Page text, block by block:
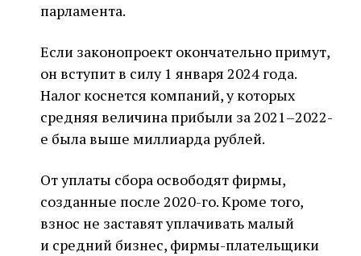
парламента.
Если законопроект окончательно примут,
он вступит в силу 1 января 2024 года.
Налог коснется компаний, у которых
средняя величина прибыли за 2021–2022-
е была выше миллиарда рублей.
От уплаты сбора освободят фирмы,
созданные после 2020-го. Кроме того,
взнос не заставят уплачивать малый
и средний бизнес, фирмы-плательщики